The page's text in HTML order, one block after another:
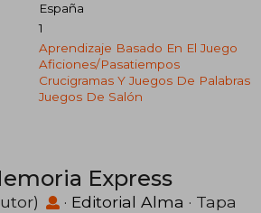
España
1
Aprendizaje Basado En El Juego
Aficiones/pasatiempos
Crucigramas Y Juegos De Palabras
Juegos De Salón
Express
· Editorial Alma · Tapa